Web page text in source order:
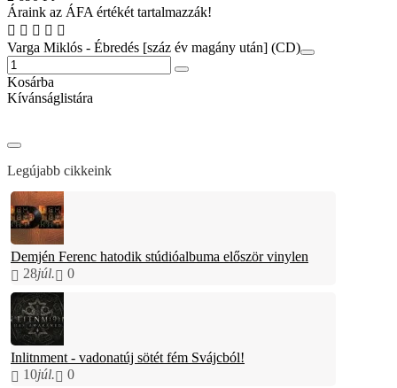
Áraink az ÁFA értékét tartalmazzák!
Varga Miklós - Ébredés [száz év magány után] (CD)
Kosárba
Kívánságlistára
Legújabb cikkeink
Demjén Ferenc hatodik stúdióalbuma először vinylen
28júl. 0
Inlitnment - vadonatúj sötét fém Svájcból!
10júl. 0